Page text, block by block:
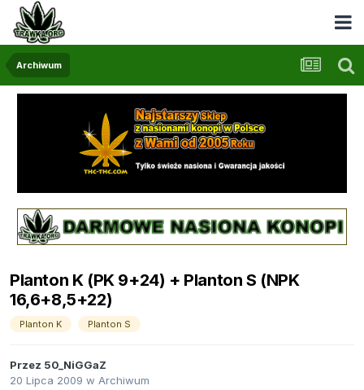
Archiwum
Planton K (PK 9+24) + Planton S (NPK
16,6+8,5+22)
Planton K Planton S
Przez 50_NiGGaZ
20 Lipca 2009 w Archiwum